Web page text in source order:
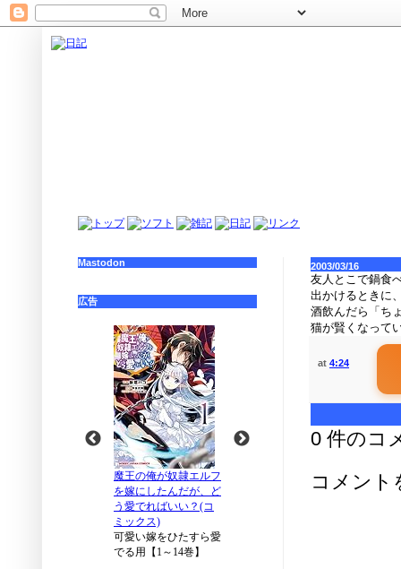
2003/03/16
友人とこで鍋食
出かけるときに
酒飲んだら「ち
猫が賢くなって
at 4:24
0 件のコ
コメント
Mastodon
広告